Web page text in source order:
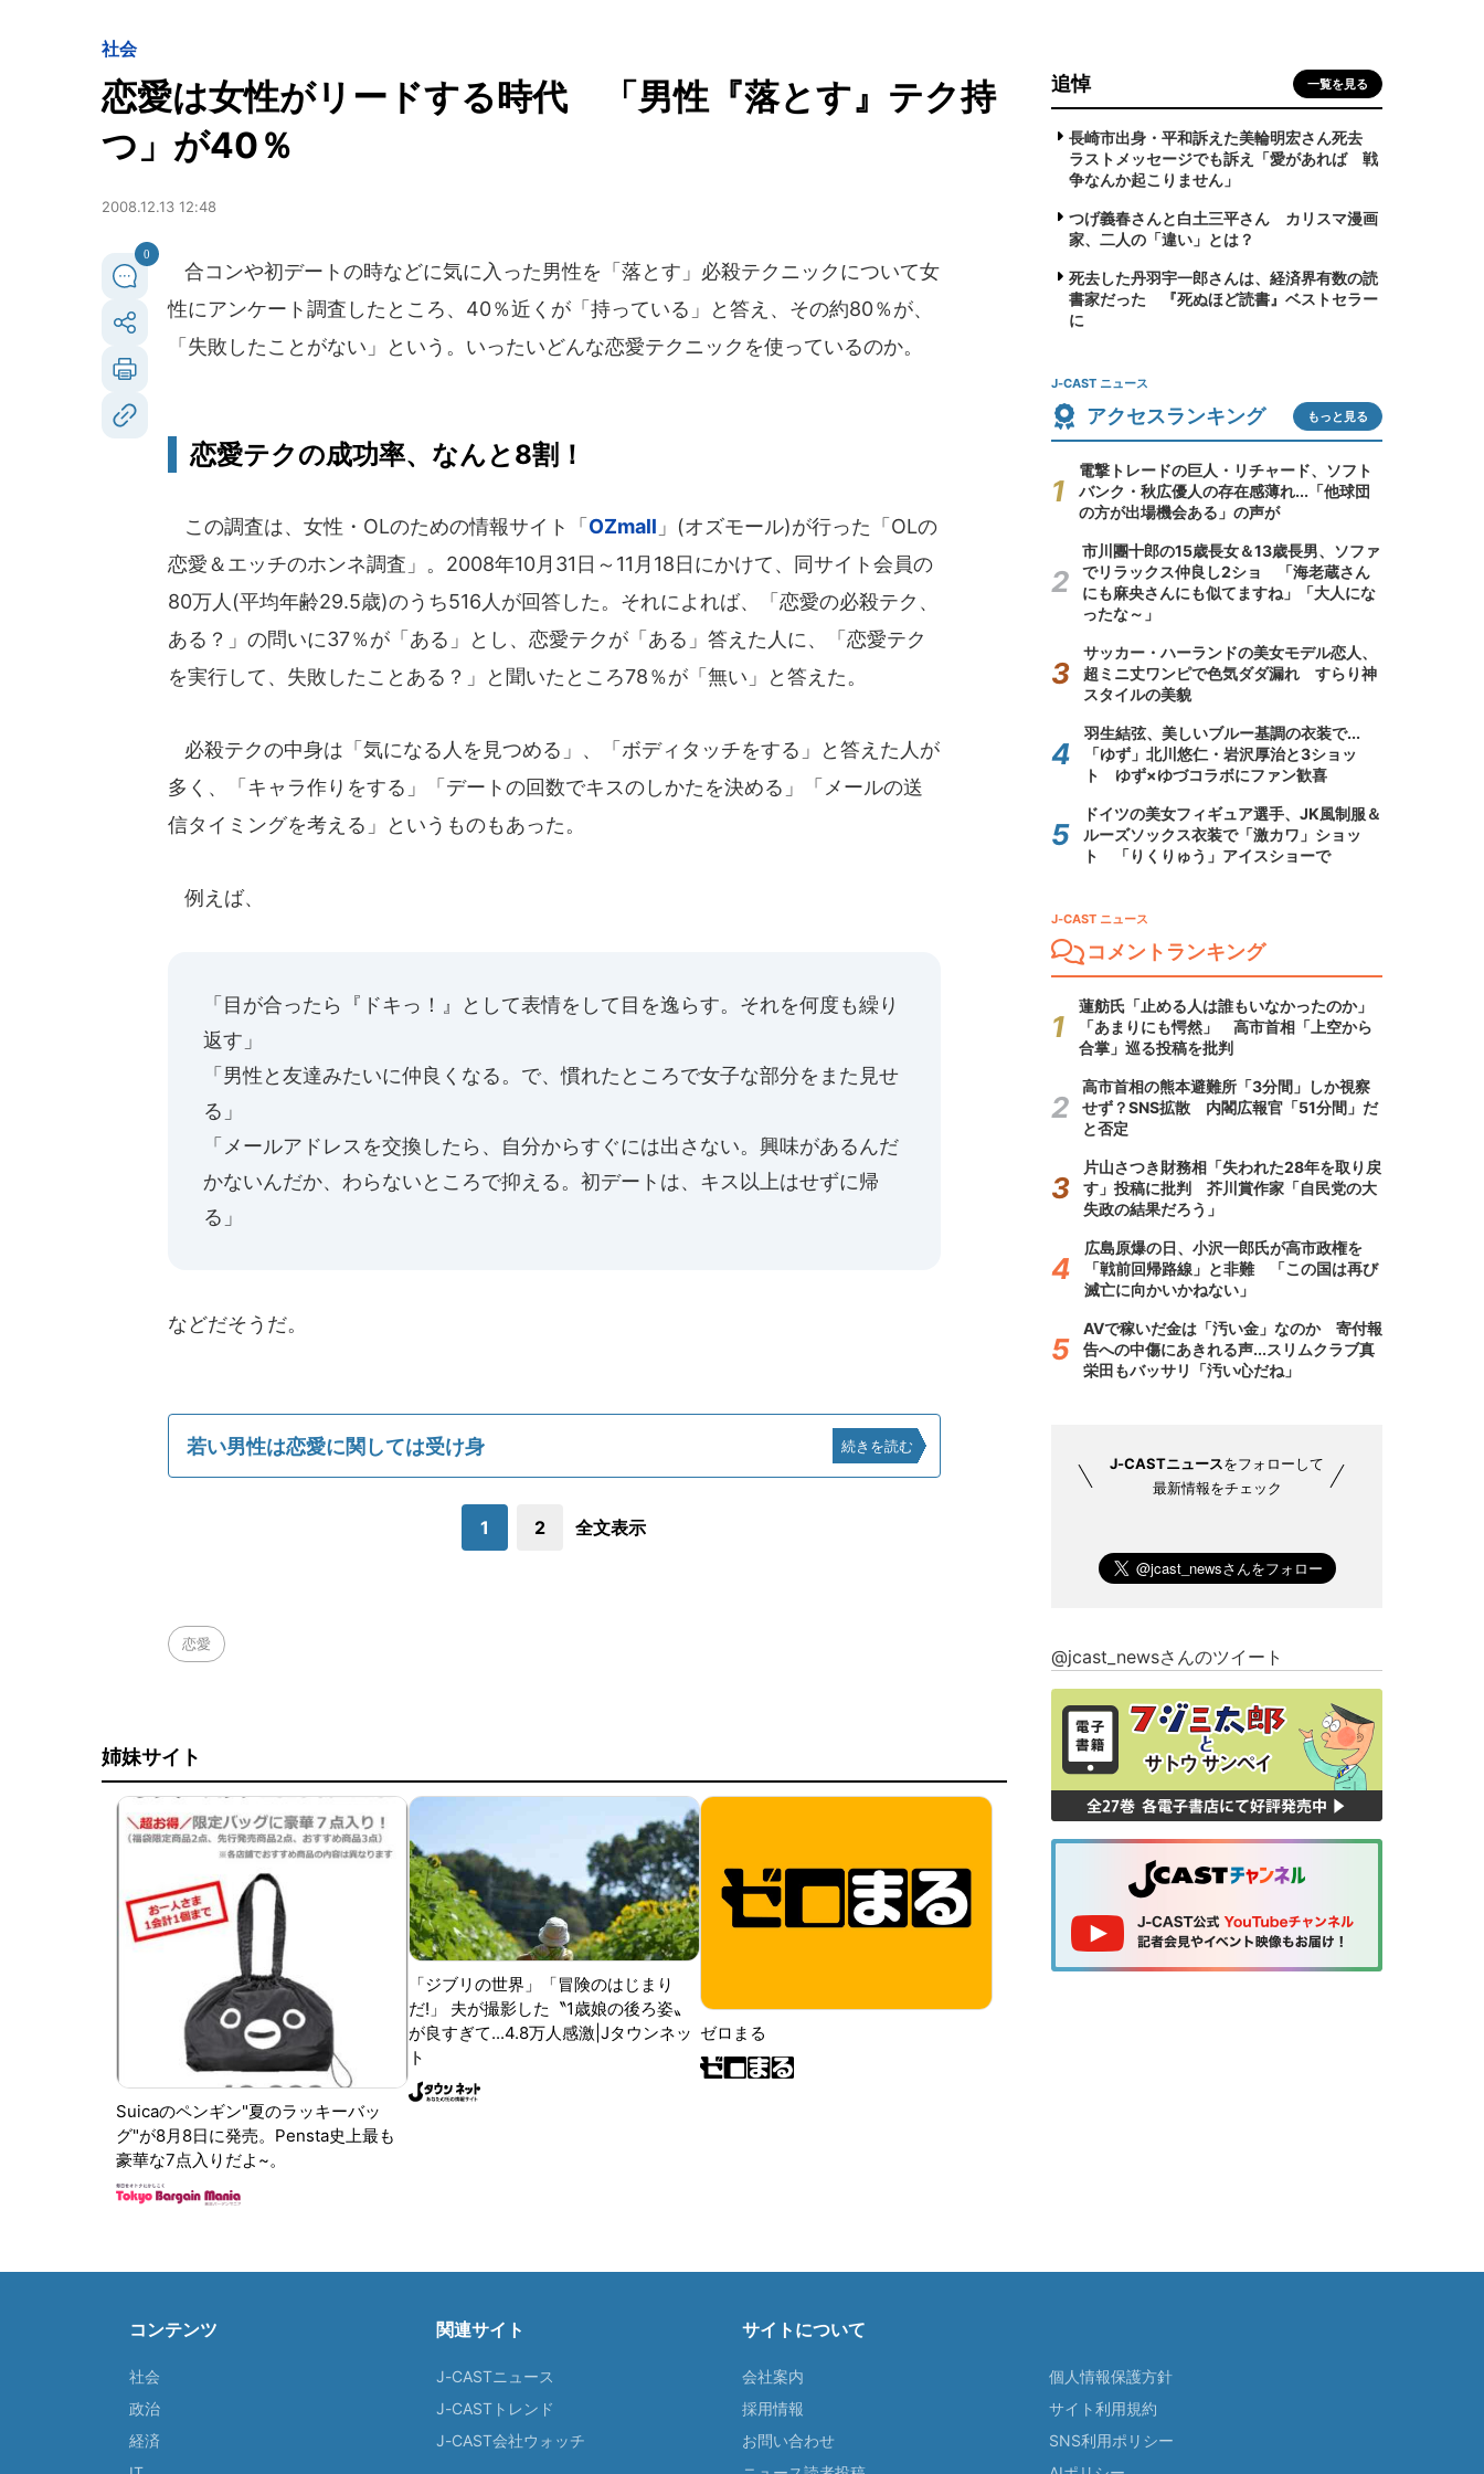
社会
恋愛は女性がリードする時代 「男性『落とす』テク持
つ」が40％
2008.12.13 12:48
0
合コンや初デートの時などに気に入った男性を「落とす」必殺テクニックについて女
性にアンケート調査したところ、40％近くが「持っている」と答え、その約80％が、
「失敗したことがない」という。いったいどんな恋愛テクニックを使っているのか。
恋愛テクの成功率、なんと8割！
この調査は、女性・OLのための情報サイト「 OZmall 」(オズモール)が行った「OLの
恋愛＆エッチのホンネ調査」。2008年10月31日～11月18日にかけて、同サイト会員の
80万人(平均年齢29.5歳)のうち516人が回答した。それによれば、「恋愛の必殺テク、
ある？」の問いに37％が「ある」とし、恋愛テクが「ある」答えた人に、「恋愛テク
を実行して、失敗したことある？」と聞いたところ78％が「無い」と答えた。
必殺テクの中身は「気になる人を見つめる」、「ボディタッチをする」と答えた人が
多く、「キャラ作りをする」「デートの回数でキスのしかたを決める」「メールの送
信タイミングを考える」というものもあった。
例えば、
「目が合ったら『ドキっ！』として表情をして目を逸らす。それを何度も繰り
返す」
「男性と友達みたいに仲良くなる。で、慣れたところで女子な部分をまた見せ
る」
「メールアドレスを交換したら、自分からすぐには出さない。興味があるんだ
かないんだか、わらないところで抑える。初デートは、キス以上はせずに帰
る」
などだそうだ。
若い男性は恋愛に関しては受け身 続きを読む
1 2 全文表示
恋愛
姉妹サイト
Suicaのペンギン"夏のラッキーバッ
グ"が8月8日に発売。Pensta史上最も
豪華な7点入りだよ~。
「ジブリの世界」「冒険のはじまり
だ!」 夫が撮影した〝1歳娘の後ろ姿〟
が良すぎて...4.8万人感激|Jタウンネッ
ト
ゼロまる
追悼 一覧を見る
長崎市出身・平和訴えた美輪明宏さん死去
ラストメッセージでも訴え「愛があれば 戦
争なんか起こりません」
つげ義春さんと白土三平さん カリスマ漫画
家、二人の「違い」とは？
死去した丹羽宇一郎さんは、経済界有数の読
書家だった 『死ぬほど読書』ベストセラー
に
J-CAST ニュース
アクセスランキング もっと見る
電撃トレードの巨人・リチャード、ソフト
バンク・秋広優人の存在感薄れ...「他球団
の方が出場機会ある」の声が
市川團十郎の15歳長女＆13歳長男、ソファ
でリラックス仲良し2ショ 「海老蔵さん
にも麻央さんにも似てますね」「大人にな
ったな～」
サッカー・ハーランドの美女モデル恋人、
超ミニ丈ワンピで色気ダダ漏れ すらり神
スタイルの美貌
羽生結弦、美しいブルー基調の衣装で...
「ゆず」北川悠仁・岩沢厚治と3ショッ
ト ゆず×ゆづコラボにファン歓喜
ドイツの美女フィギュア選手、JK風制服＆
ルーズソックス衣装で「激カワ」ショッ
ト 「りくりゅう」アイスショーで
J-CAST ニュース
コメントランキング
蓮舫氏「止める人は誰もいなかったのか」
「あまりにも愕然」 高市首相「上空から
合掌」巡る投稿を批判
高市首相の熊本避難所「3分間」しか視察
せず？SNS拡散 内閣広報官「51分間」だ
と否定
片山さつき財務相「失われた28年を取り戻
す」投稿に批判 芥川賞作家「自民党の大
失政の結果だろう」
広島原爆の日、小沢一郎氏が高市政権を
「戦前回帰路線」と非難 「この国は再び
滅亡に向かいかねない」
AVで稼いだ金は「汚い金」なのか 寄付報
告への中傷にあきれる声...スリムクラブ真
栄田もバッサリ「汚い心だね」
J-CASTニュースをフォローして
最新情報をチェック
@jcast_newsさんのツイート
コンテンツ
社会
政治
経済
関連サイト
J-CASTニュース
J-CASTトレンド
J-CAST会社ウォッチ
サイトについて
会社案内
採用情報
お問い合わせ
個人情報保護方針
サイト利用規約
SNS利用ポリシー